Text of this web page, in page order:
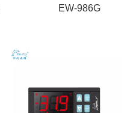
EW-986G